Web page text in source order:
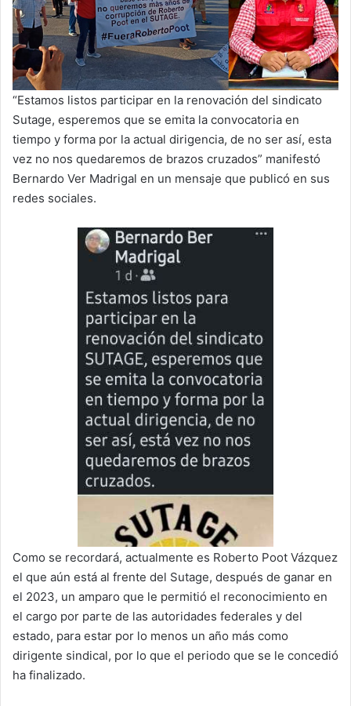
“Estamos listos participar en la renovación del sindicato
Sutage, esperemos que se emita la convocatoria en
tiempo y forma por la actual dirigencia, de no ser así, esta
vez no nos quedaremos de brazos cruzados” manifestó
Bernardo Ver Madrigal en un mensaje que publicó en sus
redes sociales.
Como se recordará, actualmente es Roberto Poot Vázquez
el que aún está al frente del Sutage, después de ganar en
el 2023, un amparo que le permitió el reconocimiento en
el cargo por parte de las autoridades federales y del
estado, para estar por lo menos un año más como
dirigente sindical, por lo que el periodo que se le concedió
ha finalizado.